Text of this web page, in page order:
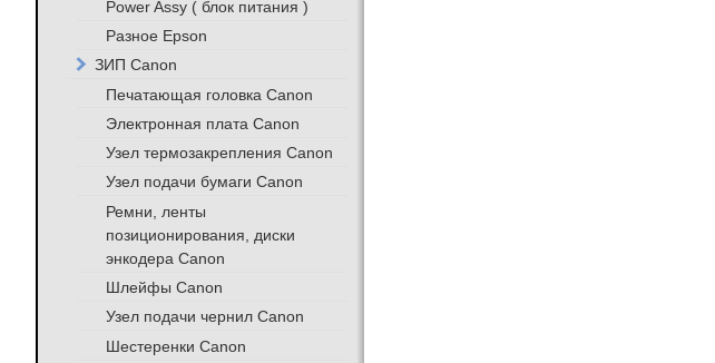
Power Assy ( блок питания )
Разное Epson
ЗИП Canon
Печатающая головка Canon
Электронная плата Canon
Узел термозакрепления Canon
Узел подачи бумаги Canon
Ремни, ленты
позиционирования, диски
энкодера Canon
Шлейфы Canon
Узел подачи чернил Canon
Шестеренки Canon